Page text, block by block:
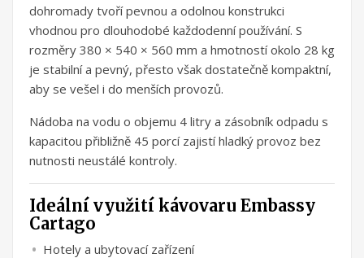
dohromady tvoří pevnou a odolnou konstrukci
vhodnou pro dlouhodobé každodenní používání. S
rozměry 380 × 540 × 560 mm a hmotností okolo 28 kg
je stabilní a pevný, přesto však dostatečně kompaktní,
aby se vešel i do menších provozů.
Nádoba na vodu o objemu 4 litry a zásobník odpadu s
kapacitou přibližně 45 porcí zajistí hladký provoz bez
nutnosti neustálé kontroly.
Ideální využití kávovaru Embassy
Cartago
Hotely a ubytovací zařízení